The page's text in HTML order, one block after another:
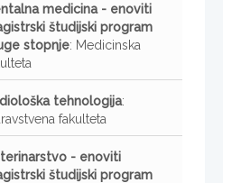
medicina - enoviti
študijski program
stopnje: Medicinska
tehnologija:
fakulteta
- enoviti
študijski program